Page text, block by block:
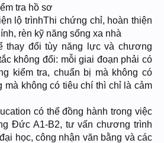
tra hồ sơ
lộ trìnhThi chứng chỉ, hoàn thiện
rèn kỹ năng sống xa nhà
thay đổi tùy năng lực và chương
không đổi: mỗi giai đoạn phải có
kiểm tra, chuẩn bị mà không có
không có tiêu chí thì chỉ là cảm
có thể đồng hành trong việc
Đức A1-B2, tư vấn chương trình
học, công nhận văn bằng và các